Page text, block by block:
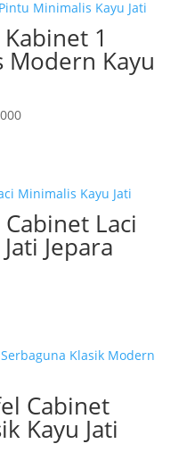
1
Kayu
Laci
Jepara
Cabinet
Kayu Jati